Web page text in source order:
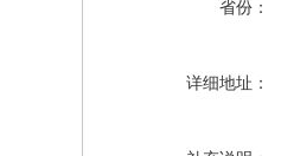
省份：
详细地址：